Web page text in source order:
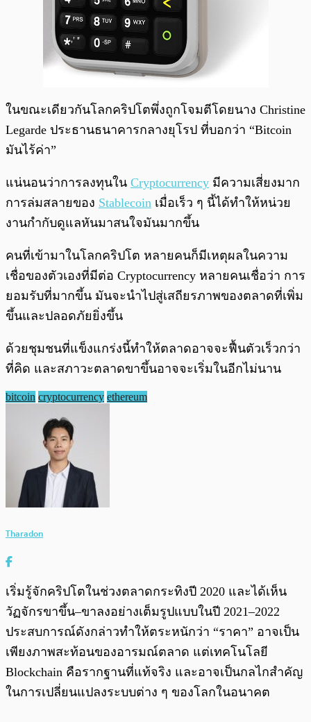
ในขณะเดียวกันโลกคริปโตพึ่งถูกโจมตีโดยนาง Christine
Legarde ประธานธนาคารกลางยุโรป ที่บอกว่า “Bitcoin
มันไร้ค่า”
แน่นอนว่าการลงทุนใน Cryptocurrency มีความเสี่ยงมาก
การล่มสลายของ Stablecoin เมื่อเร็ว ๆ นี้ได้ทำให้หน่วย
งานกำกับดูแลหันมาสนใจมันมากขึ้น
คนที่เข้ามาในโลกคริปโต หลายคนก็มีเหตุผลในความ
เชื่อของตัวเองที่มีต่อ Cryptocurrency หลายคนเชื่อว่า การ
ยอมรับที่มากขึ้น มันจะนำไปสู่เสถียรภาพของตลาดที่เพิ่ม
ขึ้นและปลอดภัยยิ่งขึ้น
ด้วยชุมชนที่แข็งแกร่งนี้ทำให้ตลาดอาจจะฟื้นตัวเร็วกว่า
ที่คิด และสภาวะตลาดขาขึ้นอาจจะเริ่มในอีกไม่นาน
bitcoin cryptocurrency ethereum
Tharadon
เริ่มรู้จักคริปโตในช่วงตลาดกระทิงปี 2020 และได้เห็น
วัฏจักรขาขึ้น–ขาลงอย่างเต็มรูปแบบในปี 2021–2022
ประสบการณ์ดังกล่าวทำให้ตระหนักว่า “ราคา” อาจเป็น
เพียงภาพสะท้อนของอารมณ์ตลาด แต่เทคโนโลยี
Blockchain คือรากฐานที่แท้จริง และอาจเป็นกลไกสำคัญ
ในการเปลี่ยนแปลงระบบต่าง ๆ ของโลกในอนาคต